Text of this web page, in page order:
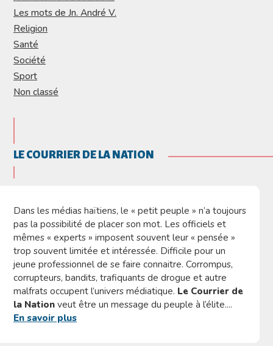
LE COURRIER DE LA NATION
Dans les médias haïtiens, le « petit peuple » n’a toujours
pas la possibilité de placer son mot. Les officiels et
mêmes « experts » imposent souvent leur « pensée »
trop souvent limitée et intéressée. Difficile pour un
jeune professionnel de se faire connaitre. Corrompus,
corrupteurs, bandits, trafiquants de drogue et autre
malfrats occupent l’univers médiatique. Le Courrier de
la Nationveut être un message du peuple à l’élite....
En savoir plus
Les mots de Jn. André V.
Religion
Santé
Société
Sport
Non classé